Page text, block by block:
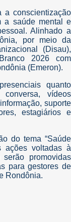
a conscientização
a saúde mental e
Alinhado a
por meio da
(Disau),
2026 com
(Emeron).
quanto
vídeos
suporte
estagiários e
do tema “Saúde
ações voltadas à
promovidas
para gestores de
Rondônia.